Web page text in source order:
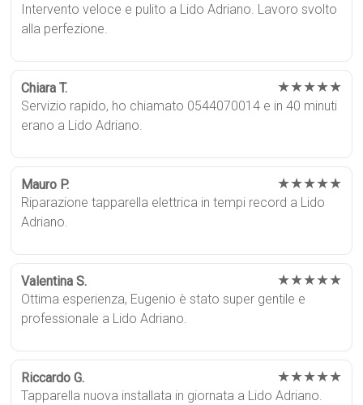
Intervento veloce e pulito a Lido Adriano. Lavoro svolto
alla perfezione.
Chiara T. ★★★★★
Servizio rapido, ho chiamato 0544070014 e in 40 minuti
erano a Lido Adriano.
Mauro P. ★★★★★
Riparazione tapparella elettrica in tempi record a Lido
Adriano.
Valentina S. ★★★★★
Ottima esperienza, Eugenio è stato super gentile e
professionale a Lido Adriano.
Riccardo G. ★★★★★
Tapparella nuova installata in giornata a Lido Adriano.